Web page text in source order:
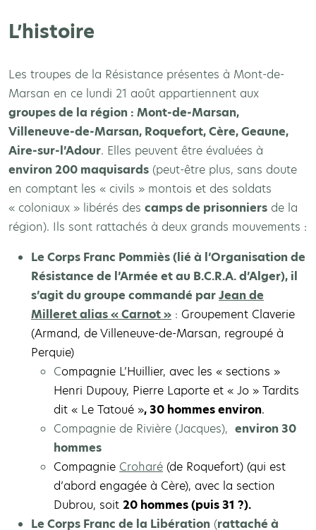
L’histoire
Les troupes de la Résistance présentes à Mont-de-
Marsan en ce lundi 21 août appartiennent aux
groupes de la région : Mont-de-Marsan,
Villeneuve-de-Marsan, Roquefort, Cère, Geaune,
Aire-sur-l’Adour. Elles peuvent être évaluées à
environ 200 maquisards (peut-être plus, sans doute
en comptant les « civils » montois et des soldats
« coloniaux » libérés des camps de prisonniers de la
région). Ils sont rattachés à deux grands mouvements :
Le Corps Franc Pommiès (lié à l’Organisation de
Résistance de l’Armée et au B.C.R.A. d’Alger), il
s’agit du groupe commandé parJean de
Milleret alias « Carnot » : Groupement Claverie
(Armand, de Villeneuve-de-Marsan, regroupé à
Perquie)
Compagnie L’Huillier, avec les « sections »
Henri Dupouy, Pierre Laporte et « Jo » Tardits
dit « Le Tatoué »,30 hommes environ.
Compagnie de Rivière (Jacques), environ 30
hommes
Compagnie Croharé (de Roquefort) (qui est
d’abord engagée à Cère), avec la section
Dubrou, soit 20 hommes (puis 31 ?).
Le Corps Franc de la Libération (rattaché à